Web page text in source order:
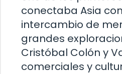
conectaba Asia
intercambio de
grandes
Cristóbal Colón y
comerciales y